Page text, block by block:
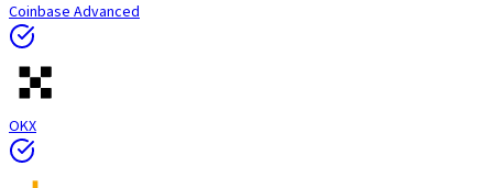
Coinbase Advanced
OKX